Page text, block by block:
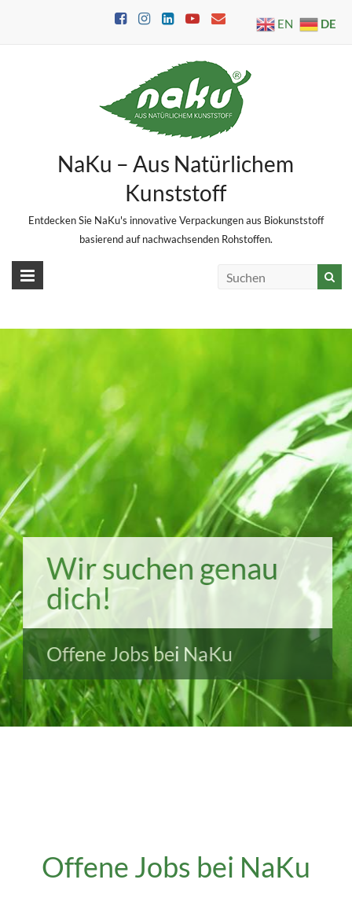
NaKu – Aus Natürlichem
Kunststoff
Entdecken Sie NaKu's innovative Verpackungen aus Biokunststoff
basierend auf nachwachsenden Rohstoffen.
Wir suchen genau
dich!
Offene Jobs bei NaKu
Offene Jobs bei NaKu
EN DE